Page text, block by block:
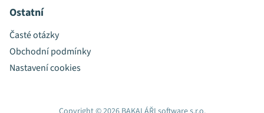
Ostatní
Časté otázky
Obchodní podmínky
Nastavení cookies